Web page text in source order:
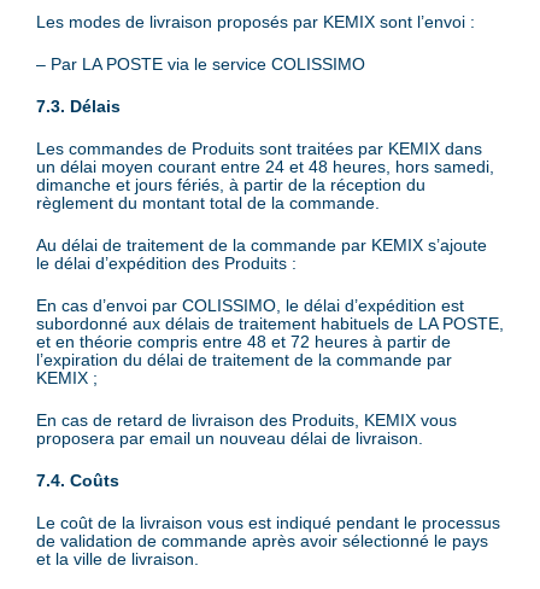
Les modes de livraison proposés par KEMIX sont l’envoi :
– Par LA POSTE via le service COLISSIMO
7.3. Délais
Les commandes de Produits sont traitées par KEMIX dans
un délai moyen courant entre 24 et 48 heures, hors samedi,
dimanche et jours fériés, à partir de la réception du
règlement du montant total de la commande.
Au délai de traitement de la commande par KEMIX s’ajoute
le délai d’expédition des Produits :
En cas d’envoi par COLISSIMO, le délai d’expédition est
subordonné aux délais de traitement habituels de LA POSTE,
et en théorie compris entre 48 et 72 heures à partir de
l’expiration du délai de traitement de la commande par
KEMIX ;
En cas de retard de livraison des Produits, KEMIX vous
proposera par email un nouveau délai de livraison.
7.4. Coûts
Le coût de la livraison vous est indiqué pendant le processus
de validation de commande après avoir sélectionné le pays
et la ville de livraison.